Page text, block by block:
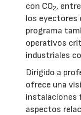
con CO2,
los eyectores
programa
operativos
industriales
Dirigido a
ofrece una
instalaciones
aspectos